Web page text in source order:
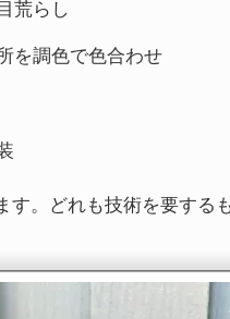
荒らし
を調色で色合わせ
。どれも技術を要する